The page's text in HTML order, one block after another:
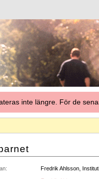
inte längre. För de
Fredrik Ahlsson,